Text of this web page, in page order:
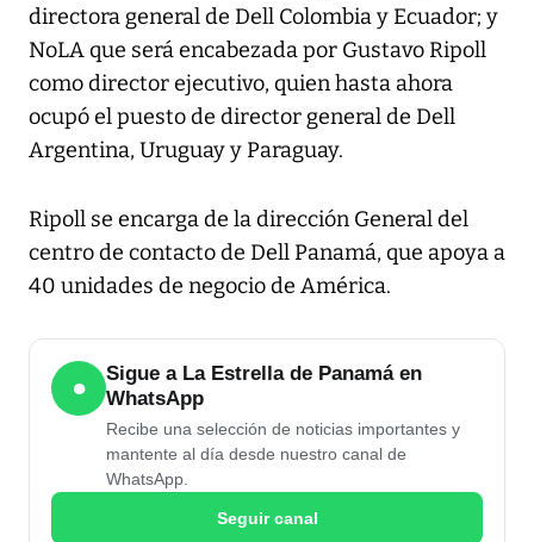
directora general de Dell Colombia y Ecuador; y
NoLA que será encabezada por Gustavo Ripoll
como director ejecutivo, quien hasta ahora
ocupó el puesto de director general de Dell
Argentina, Uruguay y Paraguay.
Ripoll se encarga de la dirección General del
centro de contacto de Dell Panamá, que apoya a
40 unidades de negocio de América.
●
Sigue a La Estrella de Panamá en
WhatsApp
Recibe una selección de noticias importantes y
mantente al día desde nuestro canal de
WhatsApp.
Seguir canal